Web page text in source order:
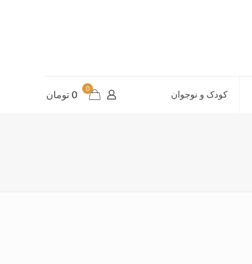
کودک و نوجوان 0 0 تومان